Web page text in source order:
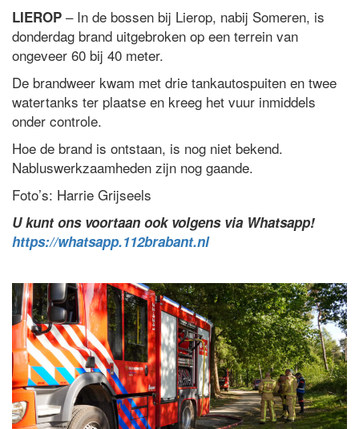
LIEROP – In de bossen bij Lierop, nabij Someren, is
donderdag brand uitgebroken op een terrein van
ongeveer 60 bij 40 meter.
De brandweer kwam met drie tankautospuiten en twee
watertanks ter plaatse en kreeg het vuur inmiddels
onder controle.
Hoe de brand is ontstaan, is nog niet bekend.
Nabluswerkzaamheden zijn nog gaande.
Foto’s: Harrie Grijseels
U kunt ons voortaan ook volgens via Whatsapp!
https://whatsapp.112brabant.nl